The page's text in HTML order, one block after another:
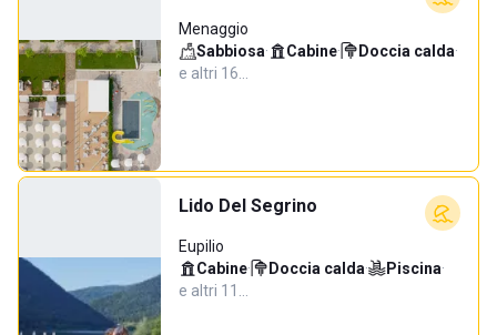
Menaggio
Sabbiosa· Cabine· Doccia calda·
e altri 16…
Lido Del Segrino
Eupilio
Cabine· Doccia calda· Piscina·
e altri 11…